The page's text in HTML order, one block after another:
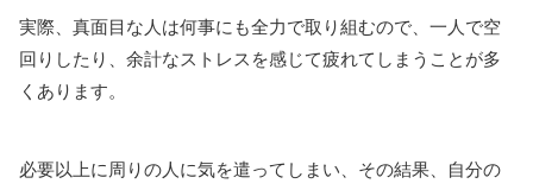
実際、真面目な人は何事にも全力で取り組むので、一人で空
回りしたり、余計なストレスを感じて疲れてしまうことが多
くあります。
必要以上に周りの人に気を遣ってしまい、その結果、自分の